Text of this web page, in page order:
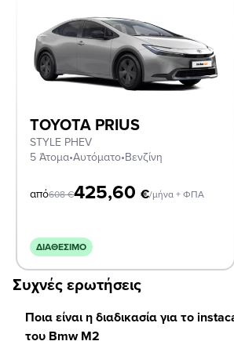
TOYOTA PRIUS
STYLE PHEV
5 Άτομα•Αυτόματο•Βενζίνη
από608€425,60 €/μήνα + ΦΠΑ
ΔΙΑΘΈΣΙΜΟ
Συχνές ερωτήσεις
Ποια είναι η διαδικασία για το
του Bmw M2